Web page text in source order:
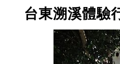
台東溯溪體驗